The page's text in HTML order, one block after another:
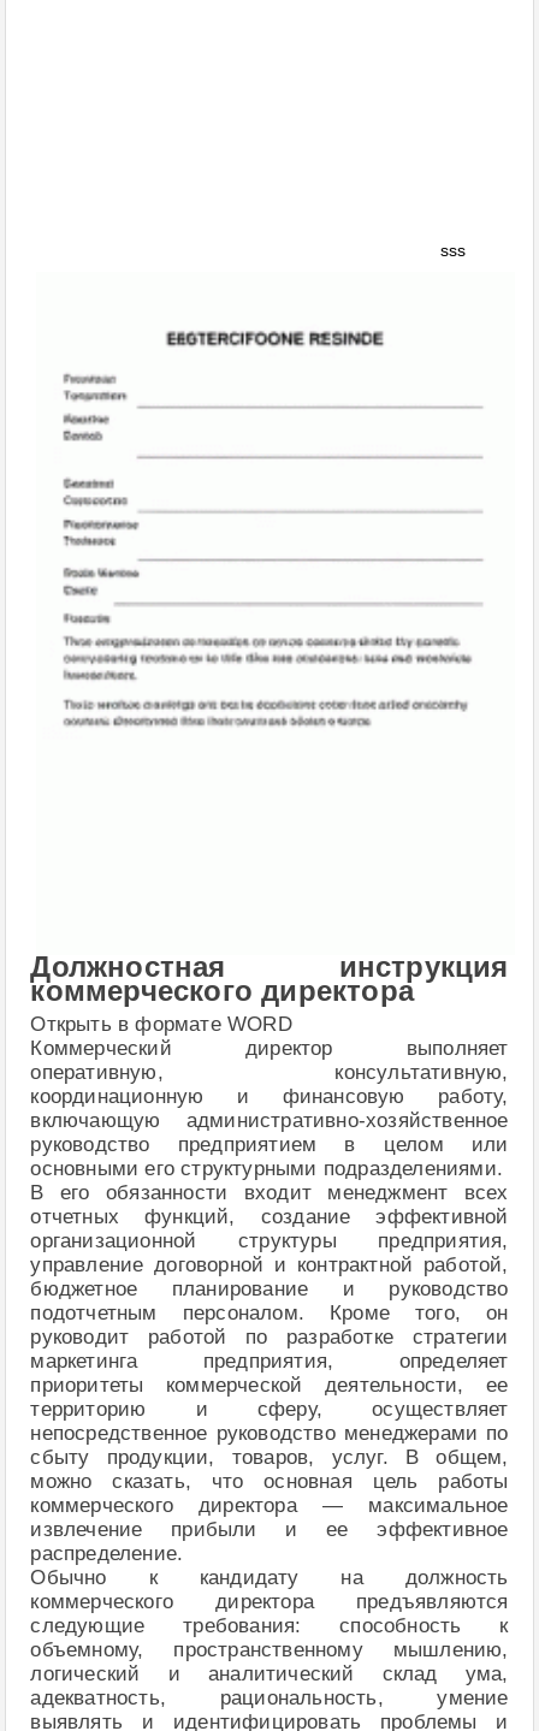
sss
Должностная инструкция
коммерческого директора
Открыть в формате WORD
Коммерческий директор выполняет
оперативную, консультативную,
координационную и финансовую работу,
включающую административно-хозяйственное
руководство предприятием в целом или
основными его структурными подразделениями.
В его обязанности входит менеджмент всех
отчетных функций, создание эффективной
организационной структуры предприятия,
управление договорной и контрактной работой,
бюджетное планирование и руководство
подотчетным персоналом. Кроме того, он
руководит работой по разработке стратегии
маркетинга предприятия, определяет
приоритеты коммерческой деятельности, ее
территорию и сферу, осуществляет
непосредственное руководство менеджерами по
сбыту продукции, товаров, услуг. В общем,
можно сказать, что основная цель работы
коммерческого директора — максимальное
извлечение прибыли и ее эффективное
распределение.
Обычно к кандидату на должность
коммерческого директора предъявляются
следующие требования: способность к
объемному, пространственному мышлению,
логический и аналитический склад ума,
адекватность, рациональность, умение
выявлять и идентифицировать проблемы и